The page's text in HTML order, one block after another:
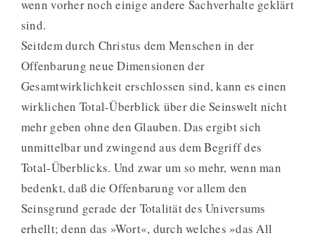
wenn vorher noch einige andere Sachverhalte geklärt
sind.
Seitdem durch Christus dem Menschen in der
Offenbarung neue Dimensionen der
Gesamtwirklichkeit erschlossen sind, kann es einen
wirklichen Total-Überblick über die Seinswelt nicht
mehr geben ohne den Glauben. Das ergibt sich
unmittelbar und zwingend aus dem Begriff des
Total-Überblicks. Und zwar um so mehr, wenn man
bedenkt, daß die Offenbarung vor allem den
Seinsgrund gerade der Totalität des Universums
erhellt; denn das »Wort«, durch welches »das All